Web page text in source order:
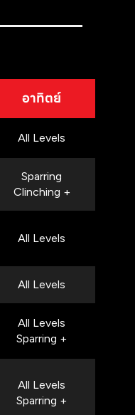
อาทิตย์
All Levels
Sparring
Clinching +
All Levels
All Levels
All Levels
Sparring +
All Levels
Sparring +